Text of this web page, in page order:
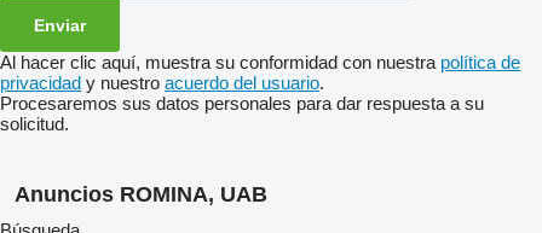
Al hacer clic aquí, muestra su conformidad con nuestra política de
privacidad y nuestro acuerdo del usuario.
Procesaremos sus datos personales para dar respuesta a su
solicitud.
Anuncios ROMINA, UAB